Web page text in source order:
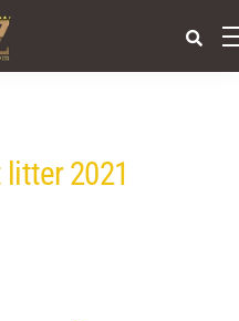
litter 2021